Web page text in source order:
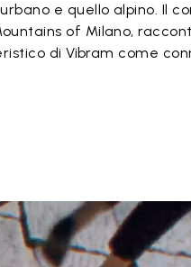
urbano e quello alpino. Il
of Milano,
di Vibram come